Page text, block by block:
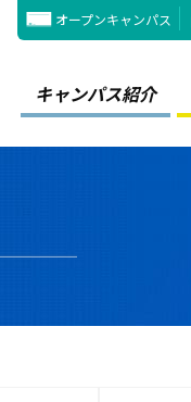
オープンキャンパス
キャンパス紹介